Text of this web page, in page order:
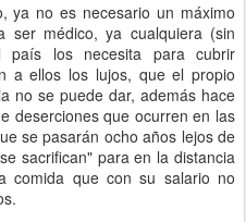
ya no es necesario un máximo
ser médico, ya cualquiera (sin
país los necesita para cubrir
a ellos los lujos, que el propio
no se puede dar, además hace
deserciones que ocurren en las
se pasarán ocho años lejos de
sacrifican" para en la distancia
comida que con su salario no